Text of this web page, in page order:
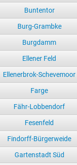
Buntentor
Burg-Grambke
Burgdamm
Ellener Feld
Ellenerbrok-Schevemoor
Farge
Fähr-Lobbendorf
Fesenfeld
Findorff-Bürgerweide
Gartenstadt Süd